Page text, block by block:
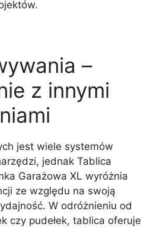
–
z innymi
jest wiele systemów
jednak Tablica
Garażowa XL wyróżnia
ze względu na swoją
W odróżnieniu od
czy pudełek, tablica oferuje